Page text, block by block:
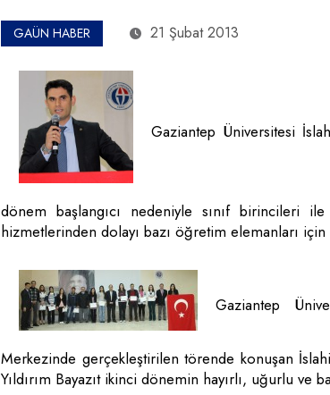
GAÜN HABER 21 Şubat 2013
Gaziantep Üniversitesi
dönem başlangıcı nedeniyle sınıf birincileri
hizmetlerinden dolayı bazı öğretim elemanları
Gaziantep
Merkezinde gerçekleştirilen törende konuşan
Yıldırım Bayazıt ikinci dönemin hayırlı, uğurlu ve